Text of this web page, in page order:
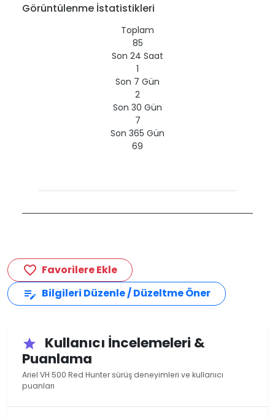
Görüntülenme İstatistikleri
Toplam
85
Son 24 Saat
1
Son 7 Gün
2
Son 30 Gün
7
Son 365 Gün
69
favorite_border Favorilere Ekle
edit_note Bilgileri Düzenle / Düzeltme Öner
star
Kullanıcı İncelemeleri &
Puanlama
Ariel VH 500 Red Hunter sürüş deneyimleri ve kullanıcı
puanları